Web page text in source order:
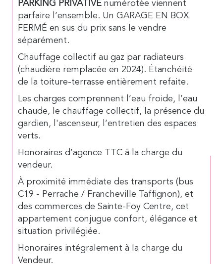
PARKING PRIVATIVE numérotée viennent
parfaire l’ensemble. Un GARAGE EN BOX
FERMÉ en sus du prix sans le vendre
séparément.
Chauffage collectif au gaz par radiateurs
(chaudière remplacée en 2024). Étanchéité
de la toiture-terrasse entièrement refaite.
Les charges comprennent l’eau froide, l’eau
chaude, le chauffage collectif, la présence du
gardien, l'ascenseur, l’entretien des espaces
verts.
Honoraires d’agence TTC à la charge du
vendeur.
À proximité immédiate des transports (bus
C19 - Perrache / Francheville Taffignon), et
des commerces de Sainte-Foy Centre, cet
appartement conjugue confort, élégance et
situation privilégiée.
Honoraires intégralement à la charge du
Vendeur.